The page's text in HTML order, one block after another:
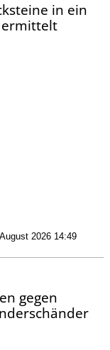
in ein
ermittelt
2026 14:49
gegen